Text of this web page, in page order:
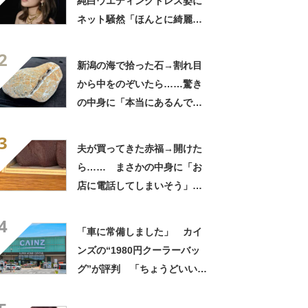
ネット騒然「ほんとに綺麗」
新潟の海で拾った石→割れ目
から中をのぞいたら……驚き
の中身に「本当にあるんです
夫が買ってきた赤福→開けた
ら…… まさかの中身に「お
店に電話してしまいそう」
「車に常備しました」 カイ
ンズの“1980円クーラーバッ
グ”が評判 「ちょうどいい大